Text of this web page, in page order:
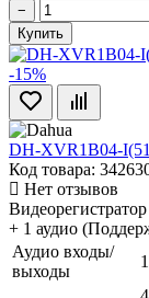
−
Купить
-15%
DH-XVR1B04-
Код товара:
Нет отзывов
+ 1 аудио
Аудио входы/
выходы